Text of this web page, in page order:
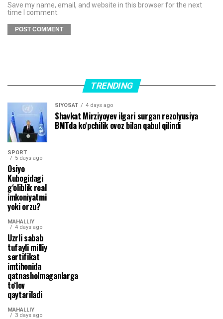
Save my name, email, and website in this browser for the next
time I comment.
TRENDING
SIYOSAT 4 days ago
Shavkat Mirziyoyev ilgari surgan rezolyusiya
BMTda ko‘pchilik ovoz bilan qabul qilindi
SPORT
5 days ago
Osiyo
Kubogidagi
g‘oliblik real
imkoniyatmi
yoki orzu?
MAHALLIY
4 days ago
Uzrli sabab
tufayli milliy
sertifikat
imtihonida
qatnasholmaganlarga
to‘lov
qaytariladi
MAHALLIY
3 days ago